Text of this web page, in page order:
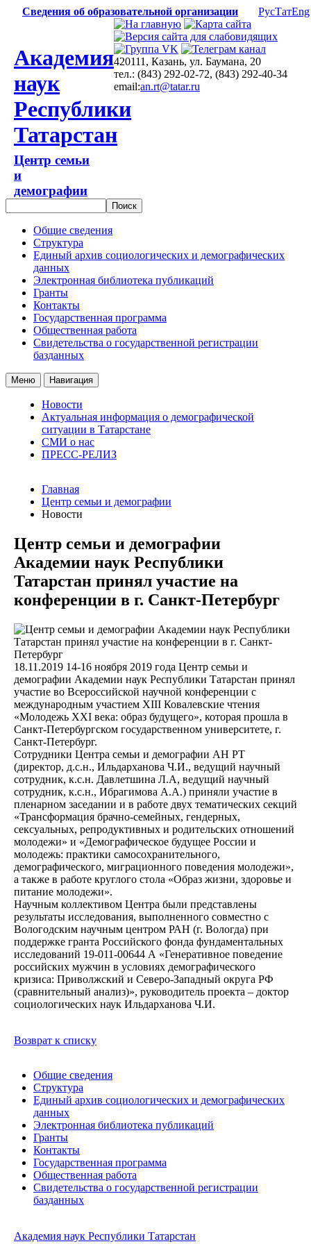
Сведения об образовательной организации РусТатEng
Академия
наук
Республики
Татарстан
Центр семьи
и
демографии
420111, Казань, ул. Баумана, 20
тел.: (843) 292-02-72, (843) 292-40-34
email:an.rt@tatar.ru
Общие сведения
Структура
Единый архив социологических и демографических
данных
Электронная библиотека публикаций
Гранты
Контакты
Государственная программа
Общественная работа
Свидетельства о государственной регистрации
базданных
Меню Навигация
Новости
Актуальная информация о демографической
ситуации в Татарстане
СМИ о нас
ПРЕСС-РЕЛИЗ
Главная
Центр семьи и демографии
Новости
Центр семьи и демографии
Академии наук Республики
Татарстан принял участие на
конференции в г. Санкт-Петербург
18.11.2019 14-16 ноября 2019 года Центр семьи и
демографии Академии наук Республики Татарстан принял
участие во Всероссийской научной конференции с
международным участием XIII Ковалевские чтения
«Молодежь XXI века: образ будущего», которая прошла в
Санкт-Петербургском государственном университете, г.
Санкт-Петербург.
Сотрудники Центра семьи и демографии АН РТ
(директор, д.с.н., Ильдарханова Ч.И., ведущий научный
сотрудник, к.с.н. Давлетшина Л.А, ведущий научный
сотрудник, к.с.н., Ибрагимова А.А.) приняли участие в
пленарном заседании и в работе двух тематических секций
«Трансформация брачно-семейных, гендерных,
сексуальных, репродуктивных и родительских отношений
молодежи» и «Демографическое будущее России и
молодежь: практики самосохранительного,
демографического, миграционного поведения молодежи»,
а также в работе круглого стола «Образ жизни, здоровье и
питание молодежи».
Научным коллективом Центра были представлены
результаты исследования, выполненного совместно с
Вологодским научным центром РАН (г. Вологда) при
поддержке гранта Российского фонда фундаментальных
исследований 19-011-00644 А «Генеративное поведение
российских мужчин в условиях демографического
кризиса: Приволжский и Северо-Западный округа РФ
(сравнительный анализ)», руководитель проекта – доктор
социологических наук Ильдарханова Ч.И.
Возврат к списку
Общие сведения
Структура
Единый архив социологических и демографических
данных
Электронная библиотека публикаций
Гранты
Контакты
Государственная программа
Общественная работа
Свидетельства о государственной регистрации
базданных
Академия наук Республики Татарстан